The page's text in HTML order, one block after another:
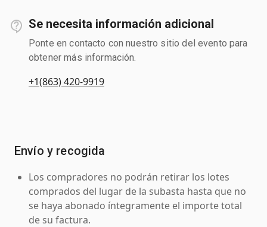
Se necesita información adicional
Ponte en contacto con nuestro sitio del evento para
obtener más información.
+1(863) 420-9919
Envío y recogida
Los compradores no podrán retirar los lotes
comprados del lugar de la subasta hasta que no
se haya abonado íntegramente el importe total
de su factura.